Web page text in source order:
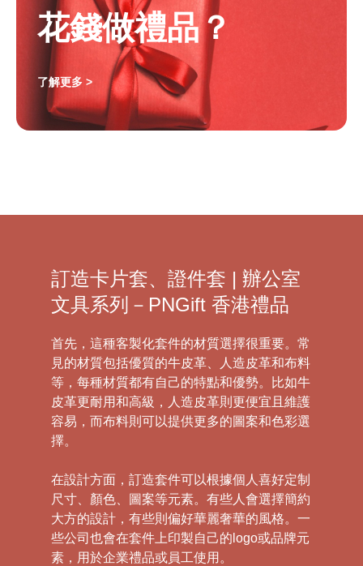
花錢做禮品？
了解更多 >
訂造卡片套、證件套 | 辦公室
文具系列－PNGift 香港禮品
首先，這種客製化套件的材質選擇很重要。常
見的材質包括優質的牛皮革、人造皮革和布料
等，每種材質都有自己的特點和優勢。比如牛
皮革更耐用和高級，人造皮革則更便宜且維護
容易，而布料則可以提供更多的圖案和色彩選
擇。
在設計方面，訂造套件可以根據個人喜好定制
尺寸、顏色、圖案等元素。有些人會選擇簡約
大方的設計，有些則偏好華麗奢華的風格。一
些公司也會在套件上印製自己的logo或品牌元
素，用於企業禮品或員工使用。